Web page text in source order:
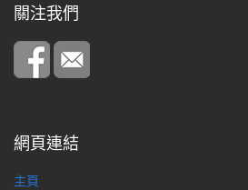
關注我們
網頁連結
主頁